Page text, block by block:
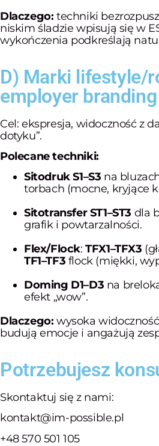
Dlaczego: techniki
niskim śladzie wpisują się w
wykończenia podkreślają
D) Marki lifestyle/
employer branding
Cel: ekspresja, widoczność z
dotyku”.
Polecane techniki:
Sitodruk S1–S3 na
torbach (mocne, kryjące
Sitotransfer ST1–ST3 dla
grafik i powtarzalności.
Flex/Flock:TFX1–TFX3
TF1–TF3 flock (miękki,
Doming D1–D3 na
efekt „wow”.
Dlaczego: wysoka
budują emocje i angażują
Potrzebujesz
Skontaktuj się z nami:
kontakt@im-possible.pl
+48 570 501 105